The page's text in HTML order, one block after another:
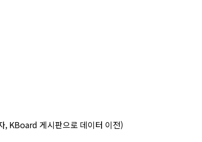
, KBoard 게시판으로 데이터 이전)